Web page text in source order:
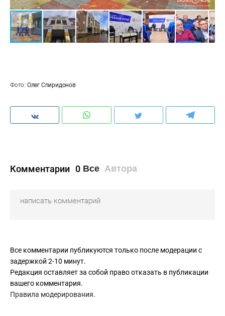
Фото: Олег Спиридонов
Комментарии 0 Все Автора
Все комментарии публикуются только после модерации с
задержкой 2-10 минут.
Редакция оставляет за собой право отказать в публикации
вашего комментария.
Правила модерирования.